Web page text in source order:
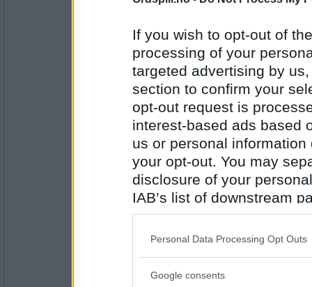
If you wish to opt-out of
processing of your
targeted advertising by
section to confirm your
opt-out request is
interest-based ads based
us or personal
your opt-out. You may
disclosure of your
IAB’s list of downstream
also be disclosed by us
Downstream Participants
Please note that this
Personal Data Processing Opt Outs
Google consents
Antall innlegg:
7777
Det er 60 år siden! Jeg husker
Ellingsen.
Hvor var du 11.9. da flyene traff
Jeg var i Tromsø, og kom fra et
og fortalte hva som skjedde.
Hva er det mest dramatiske som
Det var vel blitzkrigen over London